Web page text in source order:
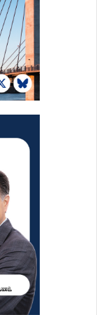
vous choisi
à la
j’ai tout de
humaine, et
pas
une
jours. »
de
Son style
les défis
l’électorat